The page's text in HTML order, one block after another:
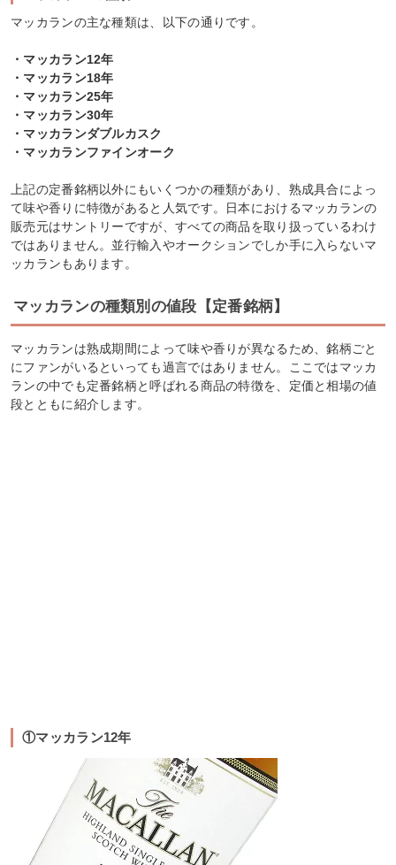
マッカランの主な種類は、以下の通りです。
・マッカラン12年
・マッカラン18年
・マッカラン25年
・マッカラン30年
・マッカランダブルカスク
・マッカランファインオーク
上記の定番銘柄以外にもいくつかの種類があり、熟成具合によっ
て味や香りに特徴があると人気です。日本におけるマッカランの
販売元はサントリーですが、すべての商品を取り扱っているわけ
ではありません。並行輸入やオークションでしか手に入らないマ
ッカランもあります。
マッカランの種類別の値段【定番銘柄】
マッカランは熟成期間によって味や香りが異なるため、銘柄ごと
にファンがいるといっても過言ではありません。ここではマッカ
ランの中でも定番銘柄と呼ばれる商品の特徴を、定価と相場の値
段とともに紹介します。
①マッカラン12年